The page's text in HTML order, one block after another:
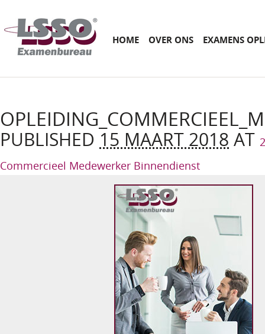
Main menu
SKIP
HOME OVER ONS EXAMENS
PUBLISHED 15 MAART 2018 AT
Commercieel Medewerker Binnendienst